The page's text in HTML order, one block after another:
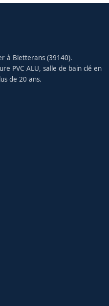
à Bletterans (39140).
PVC ALU, salle de bain clé en
de 20 ans.